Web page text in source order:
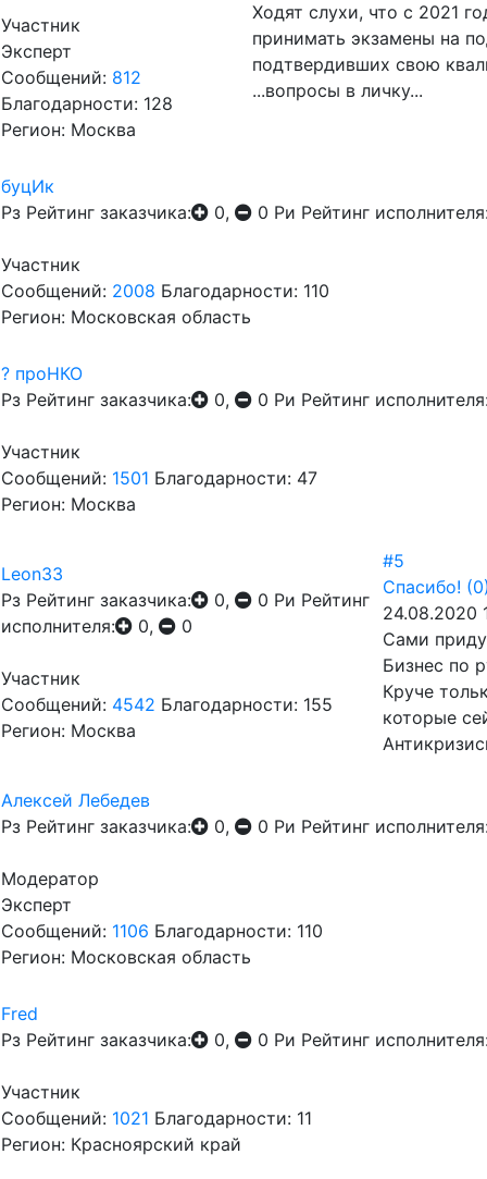
Участник
Эксперт
Сообщений: 812
Благодарности: 128
Регион: Москва
Ходят слухи, что с 2021
принимать экзамены на
подтвердивших свою
...вопросы в личку...
буцИк
Рз Рейтинг заказчика: 0, 0 Ри Рейтинг
Участник
Сообщений: 2008 Благодарности: 110
Регион: Московская область
? проНКО
Рз Рейтинг заказчика: 0, 0 Ри Рейтинг
Участник
Сообщений: 1501 Благодарности: 47
Регион: Москва
Leon33
Рз Рейтинг заказчика: 0, 0 Ри Рейтинг
исполнителя:
0, 0
Участник
Сообщений: 4542 Благодарности: 155
Регион: Москва
#5
Спасибо!
24.08.2020
Сами
Бизнес по
Круче
которые
Алексей Лебедев
Рз Рейтинг заказчика: 0, 0 Ри Рейтинг
Модератор
Эксперт
Сообщений: 1106 Благодарности: 110
Регион: Московская область
Fred
Рз Рейтинг заказчика: 0, 0 Ри Рейтинг
Участник
Сообщений: 1021 Благодарности: 11
Регион: Красноярский край